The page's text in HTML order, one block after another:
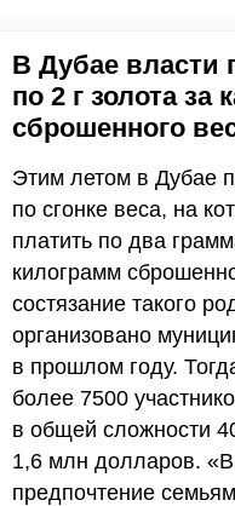
В Дубае власти
по 2 г золота за
сброшенного
Этим летом в Дубае
по сгонке веса, на
платить по два
килограмм
состязание такого
организовано
в прошлом году.
более 7500
в общей сложности
1,6 млн долларов.
предпочтение